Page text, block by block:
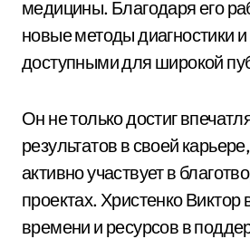
медицины. Благодаря его
новые методы диагностики
доступными для широкой
Он не только достиг
результатов в своей
активно участвует в
проектах. Христенко
времени и ресурсов в